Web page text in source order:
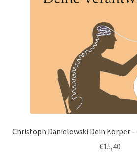
Christoph Danielowski Dein Körper
€15,40